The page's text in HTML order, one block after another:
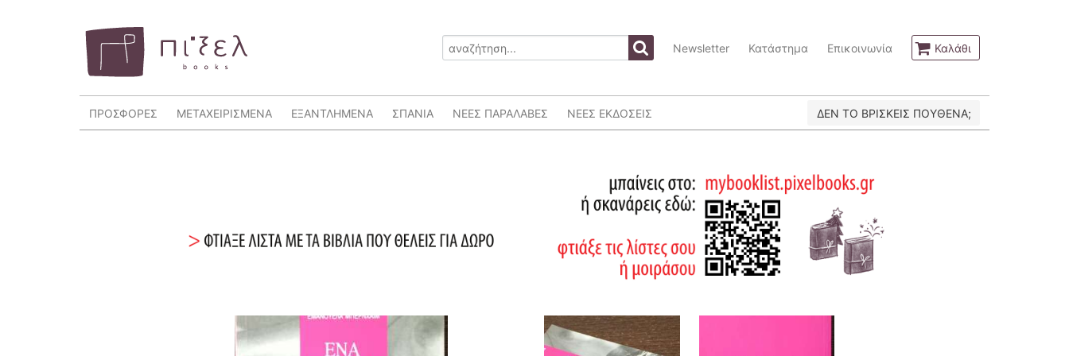
Newsletter Κατάστημα Επικοινωνία Καλάθι
ΠΡΟΣΦΟΡΕΣ ΜΕΤΑΧΕΙΡΙΣΜΕΝΑ ΕΞΑΝΤΛΗΜΕΝΑ ΣΠΑΝΙΑ ΝΕΕΣ ΠΑΡΑΛΑΒΕΣ ΝΕΕΣ ΕΚΔΟΣΕΙΣ ΔΕΝ ΤΟ ΒΡΙΣΚΕΙΣ ΠΟΥΘΕΝΑ;